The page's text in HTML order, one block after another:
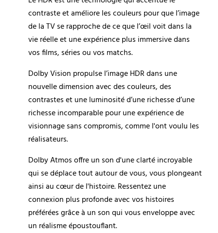
contraste et améliore les couleurs pour que l’image
de la TV se rapproche de ce que l’œil voit dans la
vie réelle et une expérience plus immersive dans
vos films, séries ou vos matchs.
Dolby Vision propulse l’image HDR dans une
nouvelle dimension avec des couleurs, des
contrastes et une luminosité d’une richesse d’une
richesse incomparable pour une expérience de
visionnage sans compromis, comme l'ont voulu les
réalisateurs.
Dolby Atmos offre un son d'une clarté incroyable
qui se déplace tout autour de vous, vous plongeant
ainsi au cœur de l'histoire. Ressentez une
connexion plus profonde avec vos histoires
préférées grâce à un son qui vous enveloppe avec
un réalisme époustouflant.